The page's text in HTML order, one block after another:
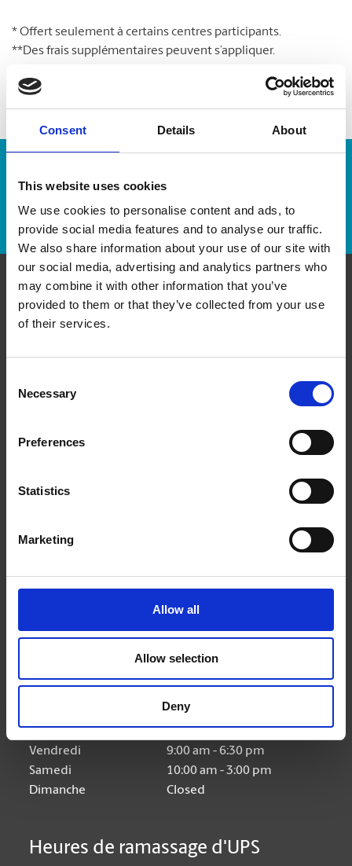
Consent Details About
This website uses cookies
We use cookies to personalise content and ads, to
provide social media features and to analyse our traffic.
We also share information about your use of our site with
our social media, advertising and analytics partners who
may combine it with other information that you’ve
provided to them or that they’ve collected from your use
of their services.
Selection
Necessary
Preferences
Statistics
Marketing
Allow all
Allow selection
Deny
* Offert seulement à certains centres participants.
**Des frais supplémentaires peuvent s’appliquer.
Repérer un envoi
Communiquer avec nous
Fleetwood Park Village, 102 - 15910 Fraser Highway
Obtenez l'itinéraire vers notre magasin
Heures d'ouverture
9:00 am - 6:30 pm
Jeudi
9:00 am - 6:30 pm
Vendredi
9:00 am - 6:30 pm
Samedi
10:00 am - 3:00 pm
Dimanche
Closed
Heures de ramassage d'UPS